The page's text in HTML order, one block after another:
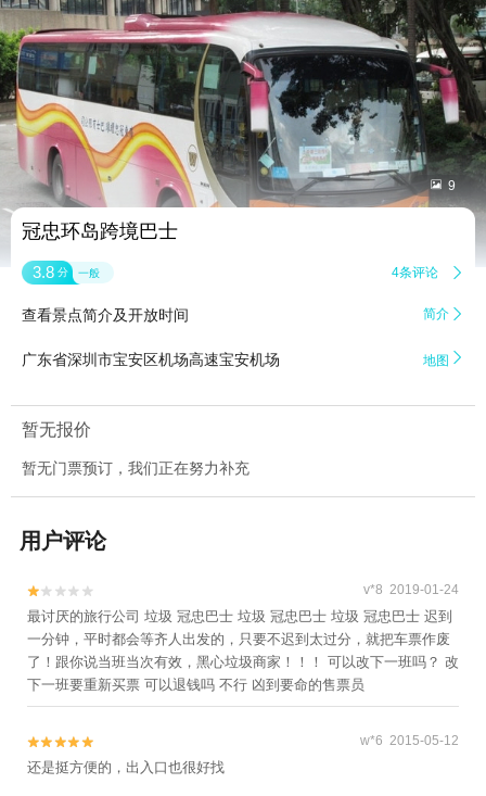
 9
冠忠环岛跨境巴士
3.8 分 一般 4条评论 
查看景点简介及开放时间 简介 
广东省深圳市宝安区机场高速宝安机场 地图 
暂无报价
暂无门票预订，我们正在努力补充
用户评论

 v*8 2019-01-24
最讨厌的旅行公司 垃圾 冠忠巴士 垃圾 冠忠巴士 垃圾 冠忠巴士 迟到
一分钟，平时都会等齐人出发的，只要不迟到太过分，就把车票作废
了！跟你说当班当次有效，黑心垃圾商家！！！ 可以改下一班吗？ 改
下一班要重新买票 可以退钱吗 不行 凶到要命的售票员

 w*6 2015-05-12
还是挺方便的，出入口也很好找
